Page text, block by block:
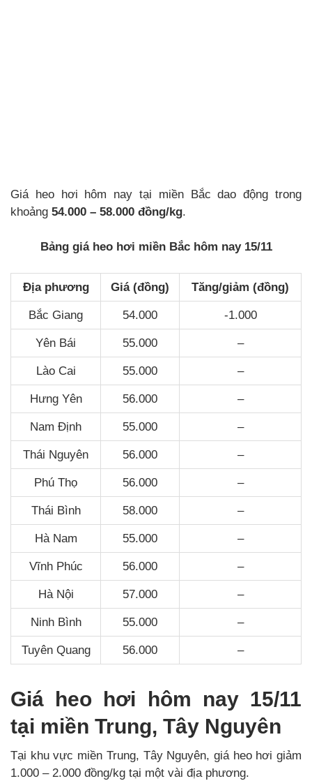
Giá heo hơi hôm nay tại miền Bắc dao động trong
khoảng 54.000 – 58.000 đồng/kg.
Bảng giá heo hơi miền Bắc hôm nay 15/11
Địa phương Giá (đồng) Tăng/giảm (đồng)
Bắc Giang 54.000 -1.000
Yên Bái 55.000 –
Lào Cai 55.000 –
Hưng Yên 56.000 –
Nam Định 55.000 –
Thái Nguyên 56.000 –
Phú Thọ 56.000 –
Thái Bình 58.000 –
Hà Nam 55.000 –
Vĩnh Phúc 56.000 –
Hà Nội 57.000 –
Ninh Bình 55.000 –
Tuyên Quang 56.000 –
Giá heo hơi hôm nay 15/11
tại miền Trung, Tây Nguyên
Tại khu vực miền Trung, Tây Nguyên, giá heo hơi giảm
1.000 – 2.000 đồng/kg tại một vài địa phương.